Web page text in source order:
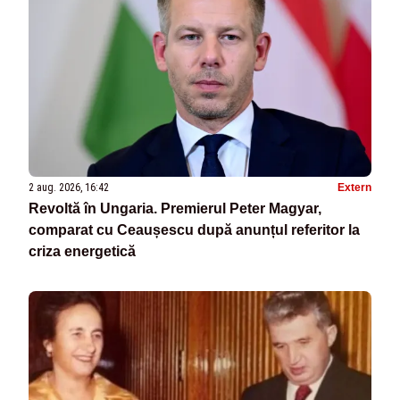
2 aug. 2026, 16:42 Extern
Revoltă în Ungaria. Premierul Peter Magyar,
comparat cu Ceaușescu după anunțul referitor la
criza energetică